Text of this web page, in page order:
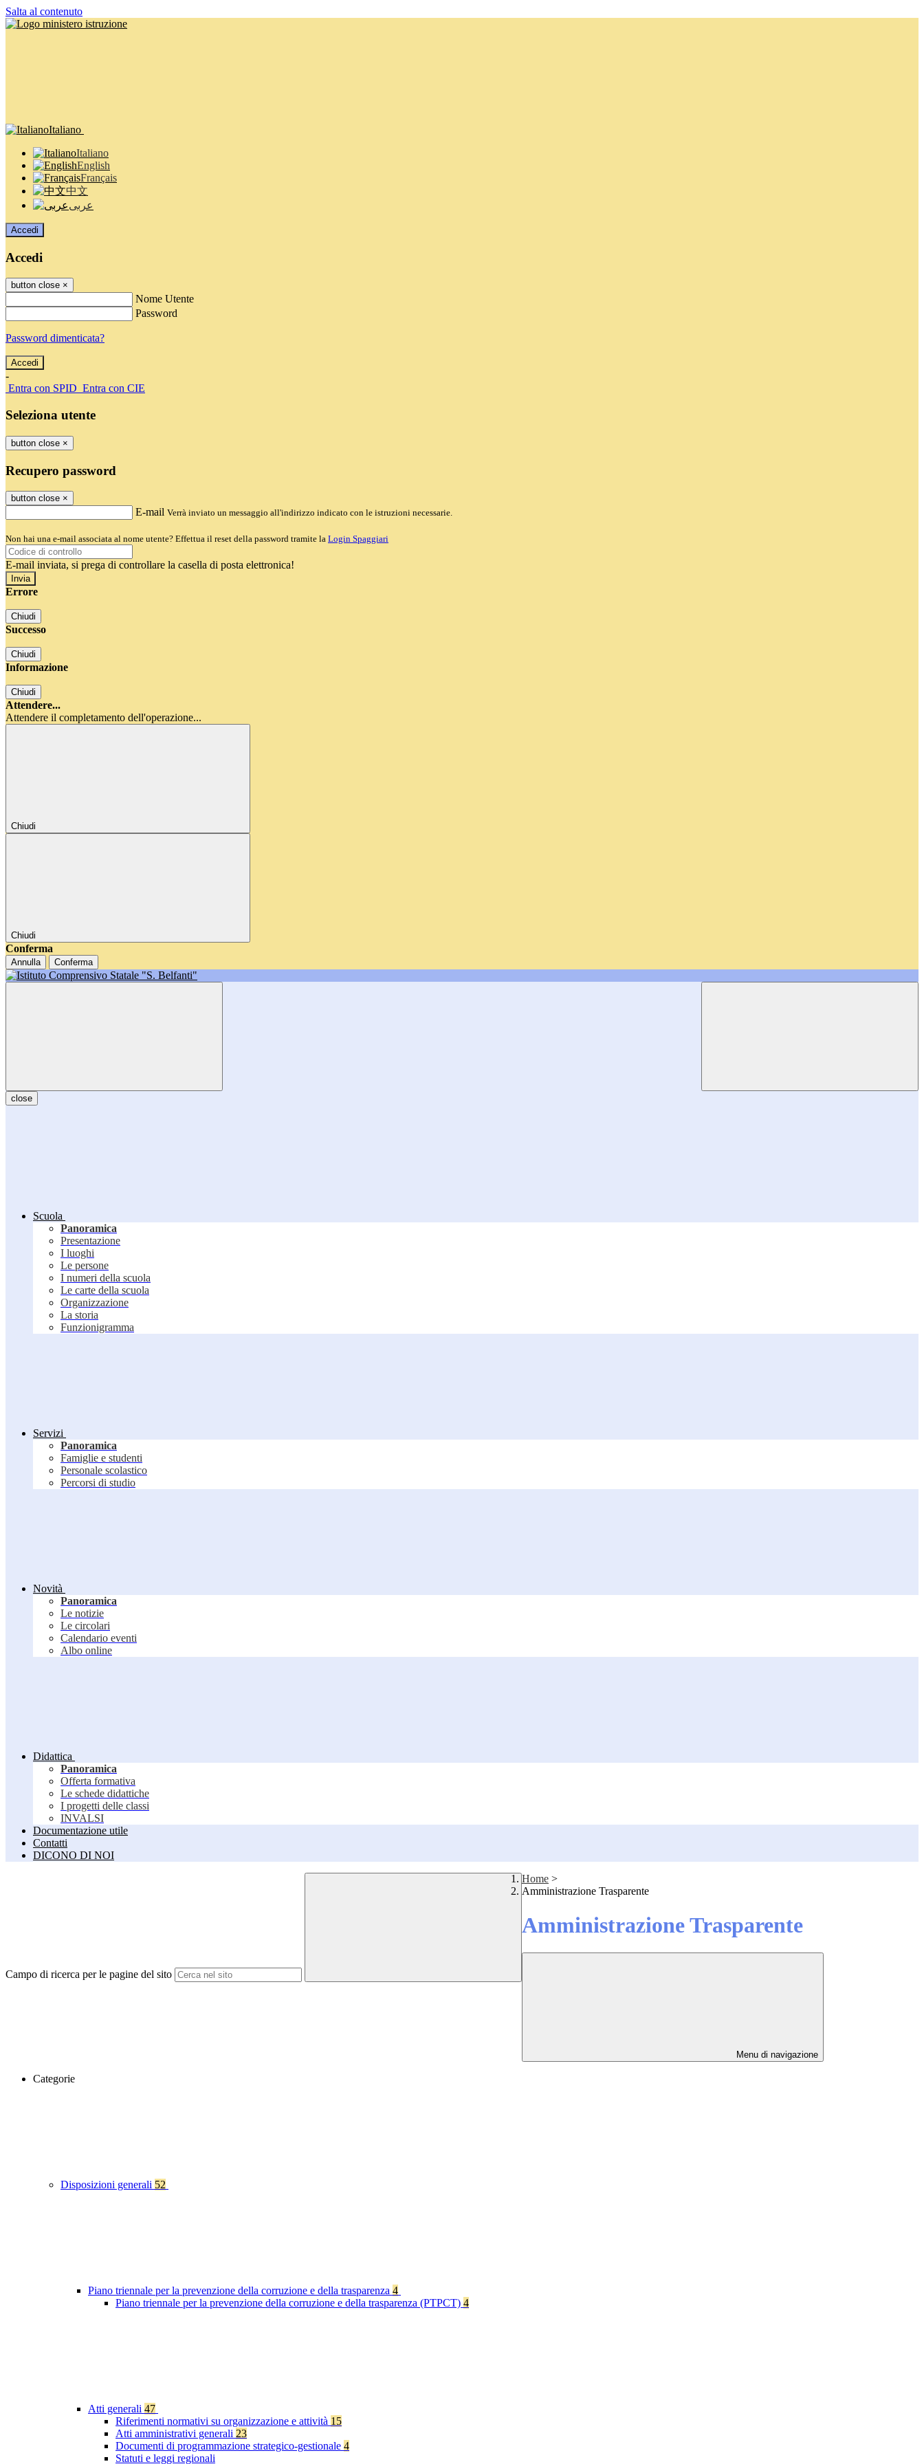
Salta al contenuto
Italiano
Italiano
English
Français
中文
عربى
Accedi
Accedi
button close ×
Nome Utente
Password
Password dimenticata?
-
Entra con SPID Entra con CIE
Seleziona utente
button close ×
Recupero password
button close ×
E-mail Verrà inviato un messaggio all'indirizzo indicato con le istruzioni necessarie.
Non hai una e-mail associata al nome utente? Effettua il reset della password tramite la Login Spaggiari
E-mail inviata, si prega di controllare la casella di posta elettronica!
Errore
Chiudi
Successo
Chiudi
Informazione
Chiudi
Attendere...
Attendere il completamento dell'operazione...
Chiudi
Chiudi
Conferma
Annulla Conferma
close
Scuola
Panoramica
Presentazione
I luoghi
Le persone
I numeri della scuola
Le carte della scuola
Organizzazione
La storia
Funzionigramma
Servizi
Panoramica
Famiglie e studenti
Personale scolastico
Percorsi di studio
Novità
Panoramica
Le notizie
Le circolari
Calendario eventi
Albo online
Didattica
Panoramica
Offerta formativa
Le schede didattiche
I progetti delle classi
INVALSI
Documentazione utile
Contatti
DICONO DI NOI
Campo di ricerca per le pagine del sito
Home >
Amministrazione Trasparente
Amministrazione Trasparente
Menu di navigazione
Categorie
Disposizioni generali 52
Piano triennale per la prevenzione della corruzione e della trasparenza 4
Piano triennale per la prevenzione della corruzione e della trasparenza (PTPCT) 4
Atti generali 47
Riferimenti normativi su organizzazione e attività 15
Atti amministrativi generali 23
Documenti di programmazione strategico-gestionale 4
Statuti e leggi regionali